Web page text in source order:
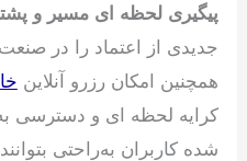
پیگیری لحظه ای مسیر و پشتیبانی
جدیدی از اعتماد را در
همچنین امکان رزرو آنلاین
کرایه لحظه ای و دسترسی
شده کاربران به‌راحتی